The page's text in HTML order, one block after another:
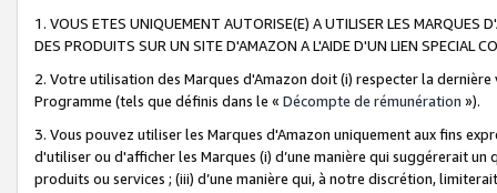
1. VOUS ETES UNIQUEMENT AUTORISE(E) A UTILISER LES MARQUES
DES PRODUITS SUR UN SITE D'AMAZON A L'AIDE D'UN LIEN SPECIAL
2. Votre utilisation des Marques d'Amazon doit (i) respecter la
Programme (tels que définis dans le « Décompte de rémunération »).
3. Vous pouvez utiliser les Marques d'Amazon uniquement aux fins
d'utiliser ou d'afficher les Marques (i) d’une manière qui suggérerait
produits ou services ; (iii) d’une manière qui, à notre discrétion,